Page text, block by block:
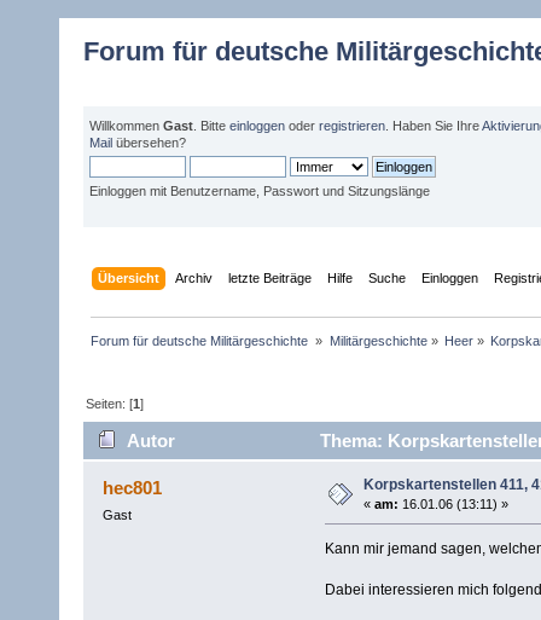
Forum für deutsche
Willkommen Gast . Bitte einloggen oder registrieren . Haben Sie Ihre
Mail übersehen?
Einloggen mit Benutzername, Passwort und Sitzungslänge
Übersicht Archiv letzte Beiträge Hilfe Suche Einloggen
Forum für deutsche Militärgeschichte » Militärgeschichte» Heer»
Seiten: [1]
Autor Thema:
hec801
Gast
Korpskartenstellen 411,
« am: 16.01.06 (13:11) »
Kann mir jemand sagen,
Dabei interessieren mich